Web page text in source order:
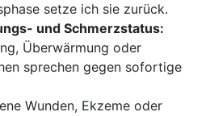
setze ich sie zurück.
und Schmerzstatus:
Überwärmung oder
sprechen gegen sofortige
Wunden, Ekzeme oder